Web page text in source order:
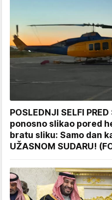
POSLEDNJI SELFI
ponosno slikao pored
bratu sliku: Samo dan
UŽASNOM SUDARU!